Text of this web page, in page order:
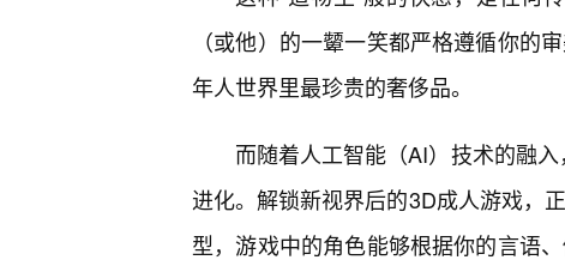
（或他）的一颦一笑都严格遵循你的
年人世界里最珍贵的奢侈品。
而随着人工智能（AI）技术的融入
进化。解锁新视界后的3D成人游戏，
型，游戏中的角色能够根据你的言语